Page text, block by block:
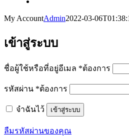
My AccountAdmin2022-03-
เข้าสู่ระบบ
ชื่อผู้ใช้หรือที่อยู่อีเมล *ต้องการ
รหัสผ่าน *ต้องการ
จำฉันไว้ เข้าสู่ระบบ
ลืมรหัสผ่านของคุณ